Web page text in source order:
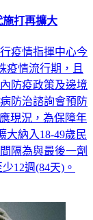
打再擴大
疫情指揮中心今
疫情流行期，且
防疫政策及邊境
防治諮詢會預防
現況，為保障年
大納入18-49歲民
隔為與最後一劑
12週(84天)。